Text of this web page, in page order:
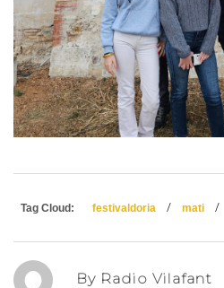
Tag Cloud: festivaldoria / mati /
By Radio Vilafant